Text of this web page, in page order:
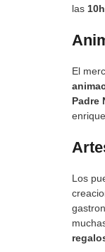
las 10h
El
Padre
Los